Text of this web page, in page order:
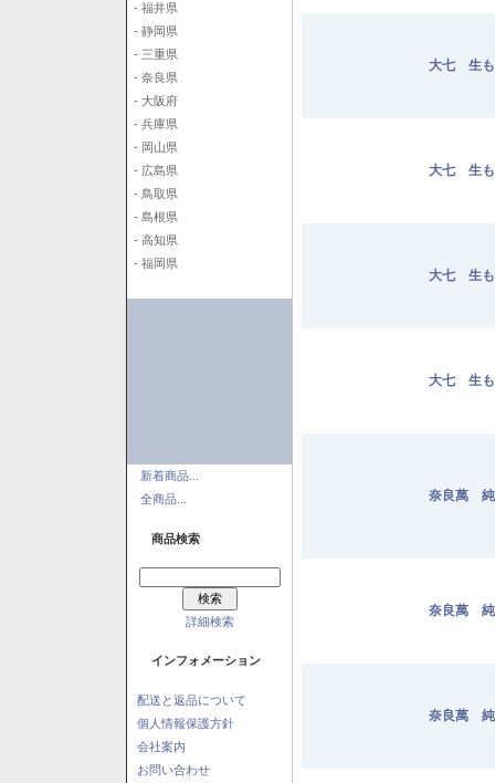
- 福井県
- 静岡県
- 三重県
- 奈良県
- 大阪府
- 兵庫県
- 岡山県
- 広島県
- 鳥取県
- 島根県
- 高知県
- 福岡県
新着商品...
全商品...
商品検索
詳細検索
インフォメーション
配送と返品について
個人情報保護方針
会社案内
お問い合わせ
大七 生
大七 生
大七 生
大七 生
奈良萬
奈良萬
奈良萬